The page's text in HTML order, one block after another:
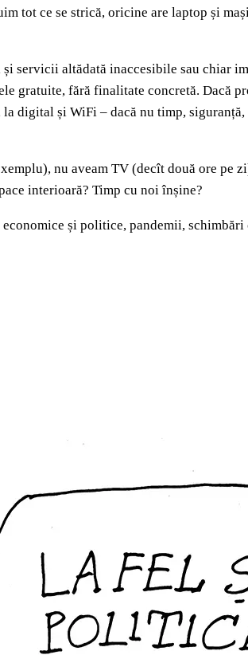
tot ce se strică, oricine are laptop și
servicii altădată inaccesibile sau chiar
gratuite, fără finalitate concretă. Dacă
digital și WiFi – dacă nu timp, siguranță,
nu aveam TV (decît două ore pe
interioară? Timp cu noi înșine?
și politice, pandemii, schimbări